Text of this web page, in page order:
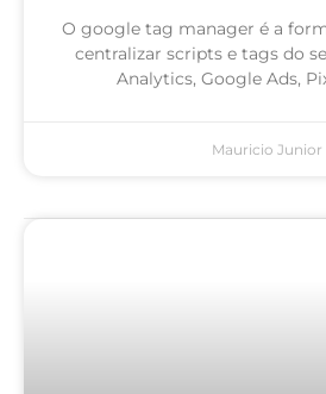
O google tag manager é a
centralizar scripts e tags do
Analytics, Google Ads,
Mauricio Junior